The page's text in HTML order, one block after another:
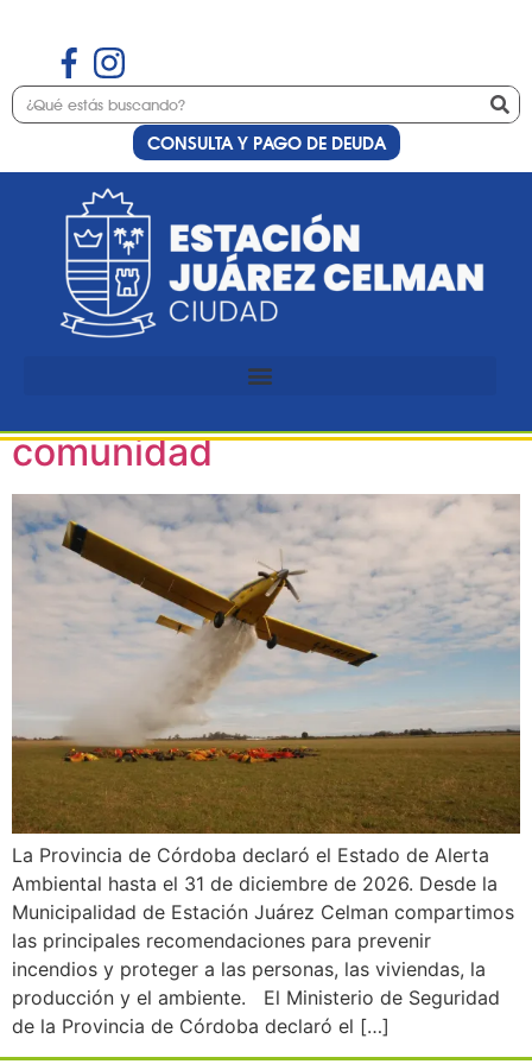
CONSULTA Y PAGO DE DEUDA
Etiqueta:alerta
Alerta por riesgo de
incendios: medidas de
comunidad
La Provincia de Córdoba declaró el Estado de Alerta
Ambiental hasta el 31 de diciembre de 2026. Desde la
Municipalidad de Estación Juárez Celman compartimos
las principales recomendaciones para prevenir
incendios y proteger a las personas, las viviendas, la
producción y el ambiente. El Ministerio de Seguridad
de la Provincia de Córdoba declaró el […]